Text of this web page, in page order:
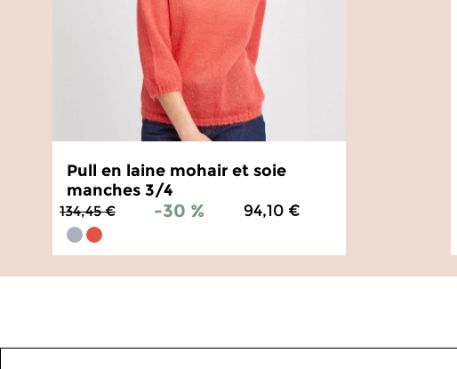
Pull en laine mohair et soie
manches 3/4
134,45 € -30 % 94,10 €